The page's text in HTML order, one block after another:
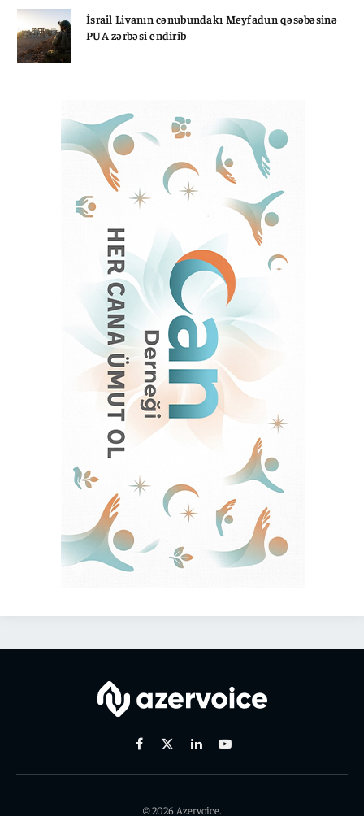
İsrail Livanın cənubundakı Meyfadun qəsəbəsinə
PUA zərbəsi endirib
Facebook
X
LinkedinYoutube
© 2026 Azervoice.